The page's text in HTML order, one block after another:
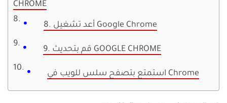
CHROME
8. أعد تشغيل Google Chrome
9. قم بتحديث GOOGLE CHROME
استمتع بتصفح سلس للويب في Chrome